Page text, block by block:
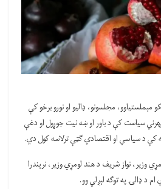
مېملستیاوو، مجلسونو، ډالیو او نورو برخو کې
سیاست کې د باور او ښه نیت جوړول او دغې
کې د سیاسي او اقتصادي ګټې ترلاسه کول دي.
لومړي وزیر، نواز شریف د هند لومړي وزیر، نرېندرا
د ډالۍ په توګه لېږلي وو.